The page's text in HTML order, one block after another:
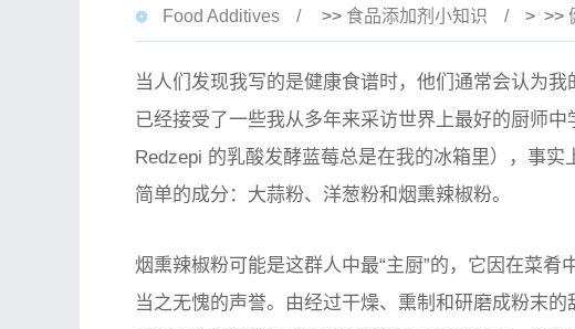
Food Additives >> 食品添加剂小知识 > >>
当人们发现我写的是健康食谱时，他们通常会认为
已经接受了一些我从多年来采访世界上最好的厨师中
Redzepi 的乳酸发酵蓝莓总是在我的冰箱里），事
简单的成分：大蒜粉、洋葱粉和烟熏辣椒粉。
烟熏辣椒粉可能是这群人中最“主厨”的，它因在菜
当之无愧的声誉。由经过干燥、熏制和研磨成粉末的